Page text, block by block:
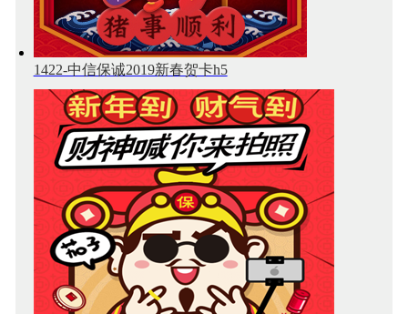
1422-中信保诚2019新春贺卡h5